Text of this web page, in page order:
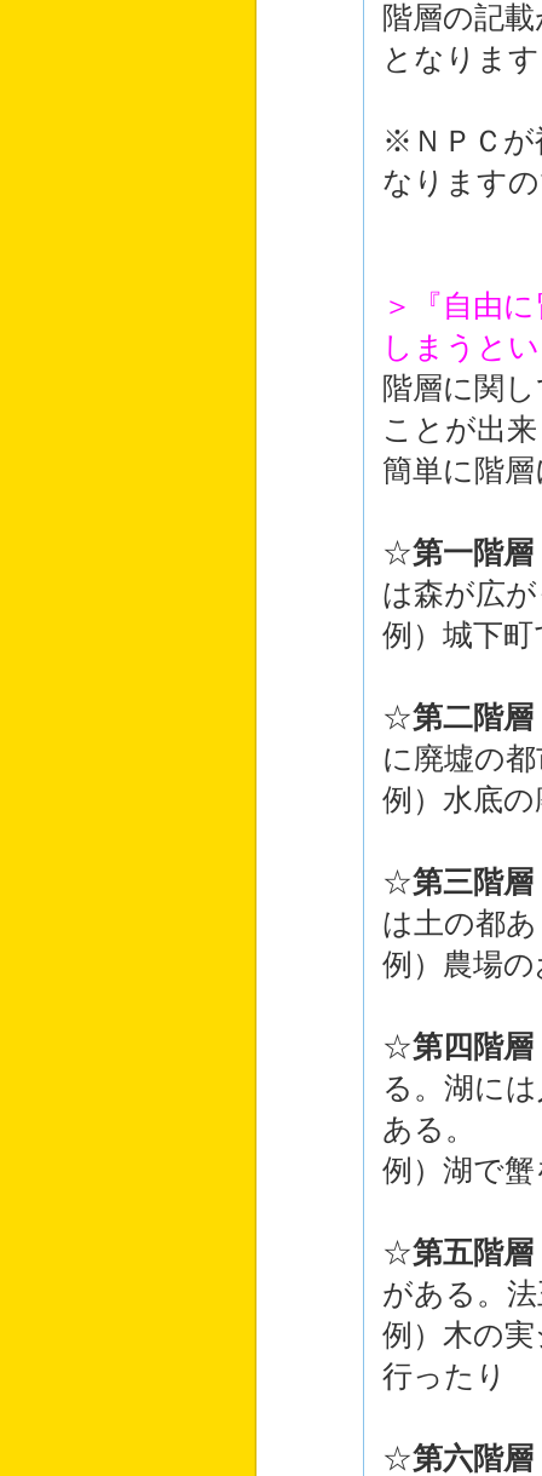
階層の記
となりま
※ＮＰＣが
なります
＞『自由
しまうと
階層に関
ことが出
簡単に階
☆第一階層
は森が広
例）城下
☆第二階層
に廃墟の
例）水底
☆第三階層
は土の都
例）農場
☆第四階層
る。湖に
ある。
例）湖で
☆第五階層
がある。
例）木の
行ったり
☆第六階層